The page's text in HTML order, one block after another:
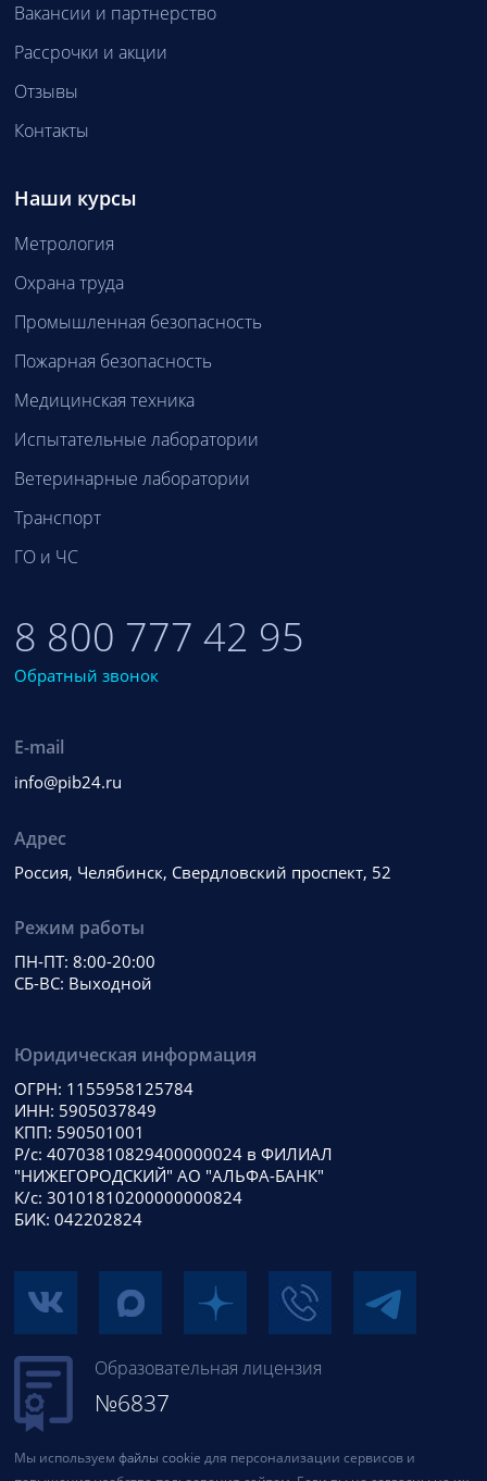
Вакансии и партнерство
Рассрочки и акции
Отзывы
Контакты
Наши курсы
Метрология
Охрана труда
Промышленная безопасность
Пожарная безопасность
Медицинская техника
Испытательные лаборатории
Ветеринарные лаборатории
Транспорт
ГО и ЧС
8 800 777 42 95
Обратный звонок
E-mail
info@pib24.ru
Адрес
Россия, Челябинск, Свердловский проспект, 52
Режим работы
ПН-ПТ: 8:00-20:00
СБ-ВС: Выходной
Юридическая информация
ОГРН: 1155958125784
ИНН: 5905037849
КПП: 590501001
Р/с: 40703810829400000024 в ФИЛИАЛ
"НИЖЕГОРОДСКИЙ" АО "АЛЬФА-БАНК"
К/с: 30101810200000000824
БИК: 042202824
Образовательная лицензия
№6837
Мы используем файлы cookie для персонализации сервисов и